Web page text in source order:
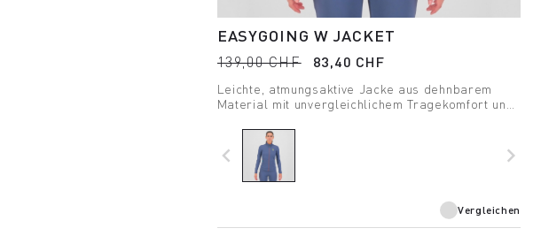
EASYGOING W JACKET
139,00 CHF 83,40 CHF
Leichte, atmungsaktive Jacke aus dehnbarem
Material mit unvergleichlichem Tragekomfort und
navigate_before navigate_next
Vergleichen